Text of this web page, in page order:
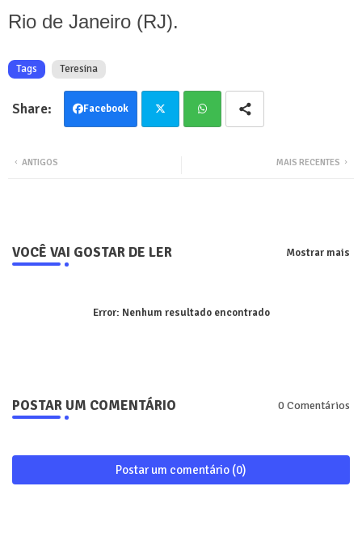
Rio de Janeiro (RJ).
Tags Teresina
Facebook
MAIS RECENTES
ANTIGOS
VOCÊ VAI GOSTAR DE LER Mostrar mais
Error: Nenhum resultado encontrado
POSTAR UM COMENTÁRIO 0 Comentários
Postar um comentário (0)